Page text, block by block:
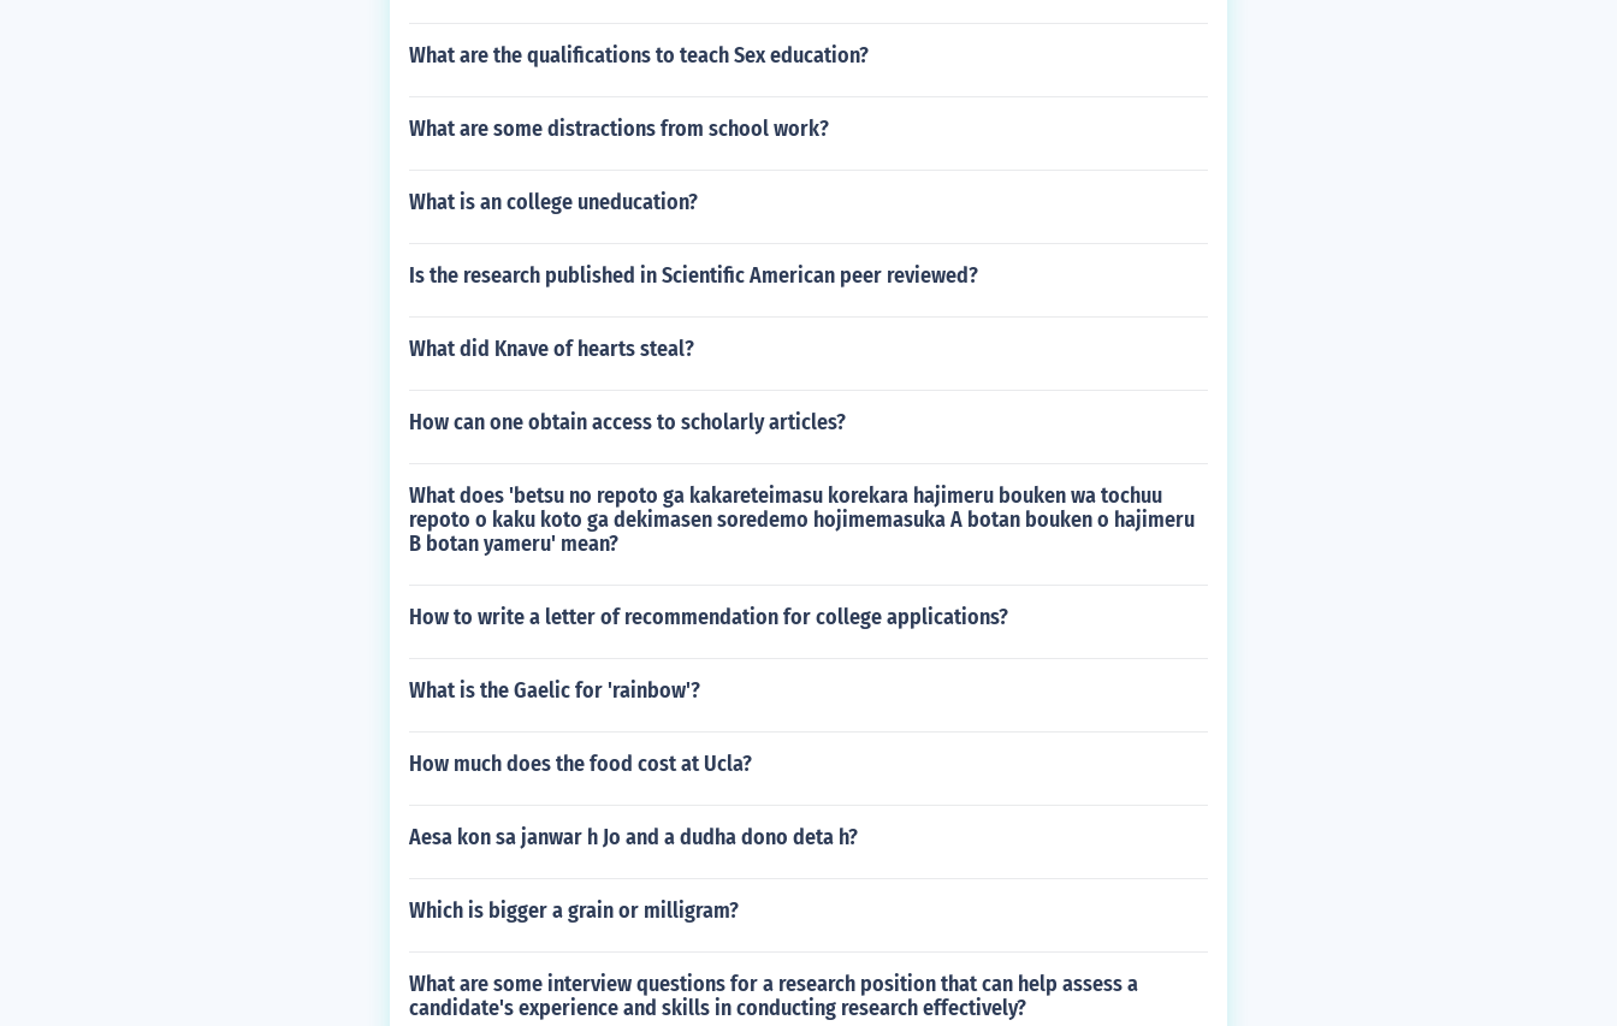
What are the qualifications to teach Sex education?
What are some distractions from school work?
What is an college uneducation?
Is the research published in Scientific American peer reviewed?
What did Knave of hearts steal?
How can one obtain access to scholarly articles?
What does 'betsu no repoto ga kakareteimasu korekara hajimeru bouken wa tochuu
repoto o kaku koto ga dekimasen soredemo hojimemasuka A botan bouken o hajimeru
B botan yameru' mean?
How to write a letter of recommendation for college applications?
What is the Gaelic for 'rainbow'?
How much does the food cost at Ucla?
Aesa kon sa janwar h Jo and a dudha dono deta h?
Which is bigger a grain or milligram?
What are some interview questions for a research position that can help assess a
candidate's experience and skills in conducting research effectively?